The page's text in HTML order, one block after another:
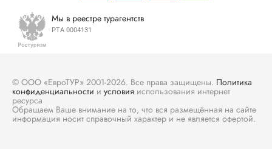
Мы в реестре турагентств
РТА 0004131
© ООО «ЕвроТУР» 2001-2026. Все права защищены. Политика
конфиденциальности и условия использования интернет
ресурса
Обращаем Ваше внимание на то, что вся размещённая на сайте
информация носит справочный характер и не является офертой.